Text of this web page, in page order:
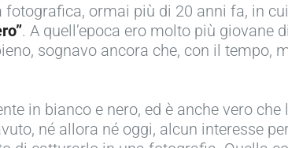
ormai più di 20 anni fa, in
. A quell’epoca ero molto più giovane
sognavo ancora che, con il tempo,
in bianco e nero, ed è anche vero
né allora né oggi, alcun interesse